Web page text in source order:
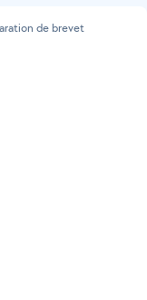
de brevet